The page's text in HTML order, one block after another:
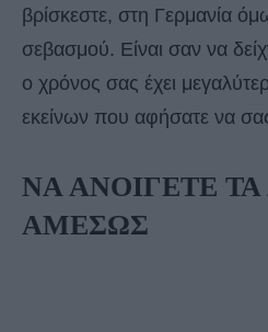
βρίσκεστε, στη Γερμανία
σεβασμού. Είναι σαν να
ο χρόνος σας έχει
εκείνων που αφήσατε να
ΝΑ ΑΝΟΙΓΕΤΕ ΤΑ
ΑΜΕΣΩΣ